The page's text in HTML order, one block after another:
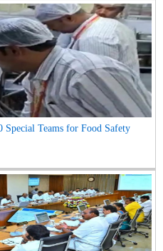
Special Teams for Food Safety